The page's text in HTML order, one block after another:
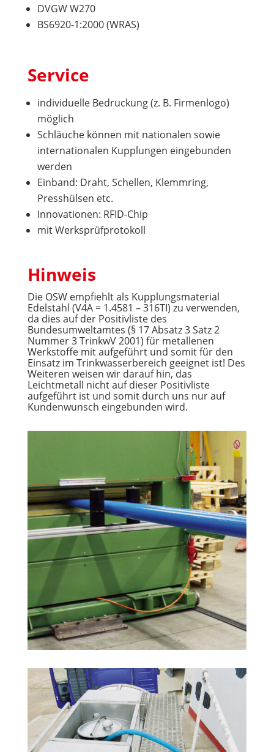
DVGW W270
BS6920-1:2000 (WRAS)
Service
individuelle Bedruckung (z. B. Firmenlogo)
möglich
Schläuche können mit nationalen sowie
internationalen Kupplungen eingebunden
werden
Einband: Draht, Schellen, Klemmring,
Presshülsen etc.
Innovationen: RFID-Chip
mit Werksprüfprotokoll
Hinweis
Die OSW empfiehlt als Kupplungsmaterial
Edelstahl (V4A = 1.4581 – 316TI) zu verwenden,
da dies auf der Positivliste des
Bundesumweltamtes (§ 17 Absatz 3 Satz 2
Nummer 3 TrinkwV 2001) für metallenen
Werkstoffe mit aufgeführt und somit für den
Einsatz im Trinkwasserbereich geeignet ist! Des
Weiteren weisen wir darauf hin, das
Leichtmetall nicht auf dieser Positivliste
aufgeführt ist und somit durch uns nur auf
Kundenwunsch eingebunden wird.